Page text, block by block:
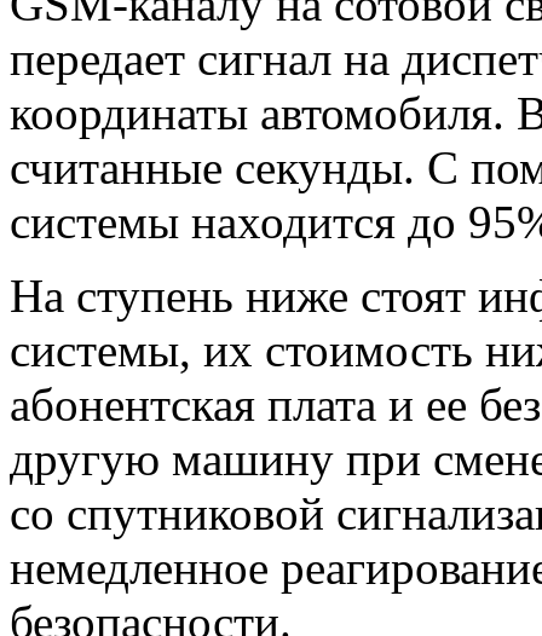
передает сигнал на
координаты автомобиля.
считанные секунды. С
системы находится до
На ступень ниже стоят
системы, их стоимость
абонентская плата и ее
другую машину при
со спутниковой
немедленное
безопасности.